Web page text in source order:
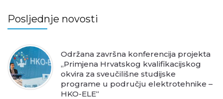
Posljednje novosti
Održana završna konferencija projekta
„Primjena Hrvatskog kvalifikacijskog
okvira za sveučilišne studijske
programe u području elektrotehnike –
HKO-ELE“